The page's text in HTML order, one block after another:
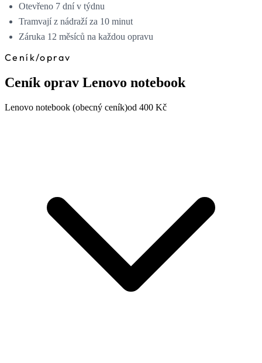
Otevřeno 7 dní v týdnu
Tramvají z nádraží za 10 minut
Záruka 12 měsíců na každou opravu
Ceník/oprav
Ceník oprav Lenovo notebook
Lenovo notebook (obecný ceník)od 400 Kč